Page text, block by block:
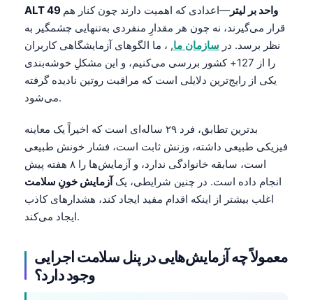
ALT 49 واحد بر لیتر —اعدادی که اهمیت دارند چون کنار هم
قرار می‌گیرند، نه چون هر مقدارِ منفردی به‌تنهایی چشمگیر به
نظر برسد. در سازمان ما, ، ما الگوهای آزمایشگاهی کاربران
را از 127+ کشور بررسی می‌کنیم، و این مشکلِ خوشه‌بندی
یکی از رایج‌ترین دلایلی است که مراقبت روتین نادیده گرفته
می‌شود.
بدترین تطابق، فرد ۲۹ ساله‌ای است که اخیراً یک معاینه
فیزیکی طبیعی داشته، وزنش ثابت است، فشار خونش طبیعی
است، سابقه خانوادگی ندارد، و آزمایش‌ها را ۸ هفته پیش
انجام داده است. در چنین شرایطی، یکآزمایش خونِ سلامت
اغلب بیشتر از اینکه اقدام مفید ایجاد کند، هشدارهای کاذب
ایجاد می‌کند.
معمولاً چه آزمایش‌هایی در پنل سلامت اجرایی
وجود دارد؟